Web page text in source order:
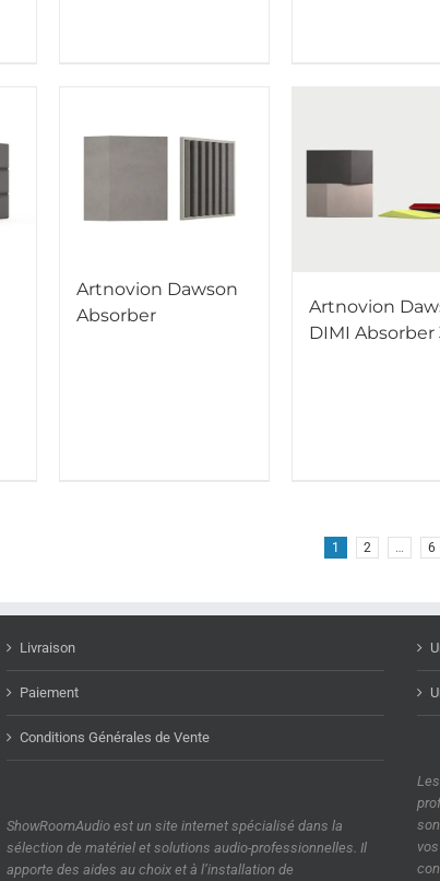
Artnovion Dawson
Absorber
Artnovion
DIMI Absorber
1 2 … 6
Livraison
Paiement
Conditions Générales de Vente
ShowRoomAudio est un site internet spécialisé dans la
sélection de matériel et solutions audio-professionnelles. Il
apporte des aides au choix et à l’installation de